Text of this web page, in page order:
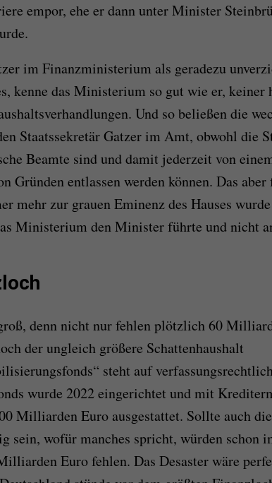
empor, ehe er dann unter Minister
im Finanzministerium als geradezu
kenne das Ministerium so gut wie er, keiner
Und so beließen die
Staatssekretär Gatzer im Amt, obwohl die
Beamte sind und damit jederzeit von
Gründen entlassen werden können. Das
mehr zur grauen Eminenz des Hauses
Ministerium den Minister führte und nicht
denn nicht nur fehlen plötzlich 60
der ungleich größere Schattenhaushalt
steht auf
wurde 2022 eingerichtet und mit
Milliarden Euro ausgestattet. Sollte auch
sein, wofür manches spricht, würden schon
Euro fehlen. Das Desaster wäre